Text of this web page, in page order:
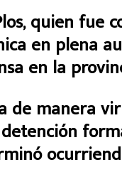
quien fue
en plena
en la
de manera